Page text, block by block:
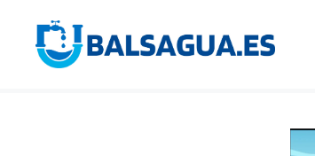
contenido